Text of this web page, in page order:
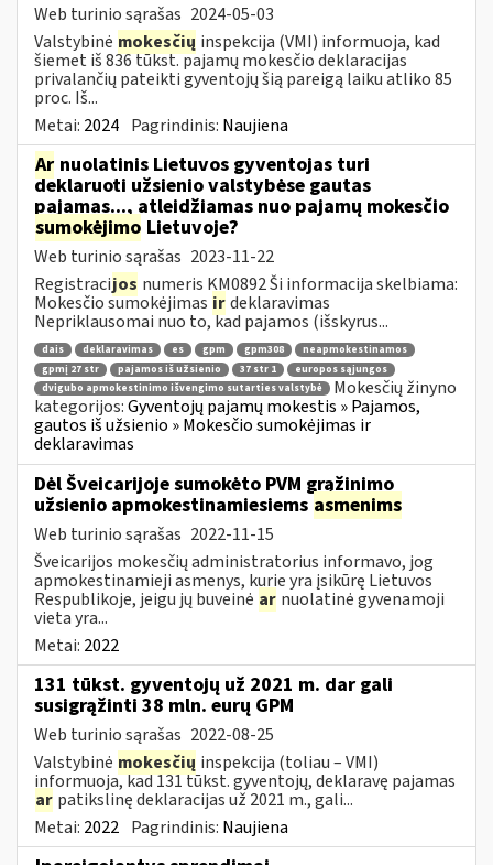
Web turinio sąrašas 2024-05-03
Valstybinė mokesčių inspekcija (VMI) informuoja, kad
šiemet iš 836 tūkst. pajamų mokesčio deklaracijas
privalančių pateikti gyventojų šią pareigą laiku atliko 85
proc. Iš...
Metai: 2024 Pagrindinis: Naujiena
Ar nuolatinis Lietuvos gyventojas turi
deklaruoti užsienio valstybėse gautas
pajamas..., atleidžiamas nuo pajamų mokesčio
sumokėjimo Lietuvoje?
Web turinio sąrašas 2023-11-22
Registracijos numeris KM0892 Ši informacija skelbiama:
Mokesčio sumokėjimas irdeklaravimas
Nepriklausomai nuo to, kad pajamos (išskyrus...
dais deklaravimas es gpm gpm308
neapmokestinamos
gpmį 27 str
pajamos iš užsienio 37 str 1
europos sąjungos
dvigubo apmokestinimo išvengimo sutarties valstybė
Mokesčių žinyno
kategorijos:Gyventojų pajamų mokestis » Pajamos,
gautos iš užsienio » Mokesčio sumokėjimas ir
deklaravimas
Dėl Šveicarijoje sumokėto PVM grąžinimo
užsienio apmokestinamiesiems asmenims
Web turinio sąrašas 2022-11-15
Šveicarijos mokesčių administratorius informavo, jog
apmokestinamieji asmenys, kurie yra įsikūrę Lietuvos
Respublikoje, jeigu jų buveinė ar nuolatinė gyvenamoji
vieta yra...
Metai: 2022
131 tūkst. gyventojų už 2021 m. dar gali
susigrąžinti 38 mln. eurų GPM
Web turinio sąrašas 2022-08-25
Valstybinė mokesčių inspekcija (toliau – VMI)
informuoja, kad 131 tūkst. gyventojų, deklaravę pajamas
ar patikslinę deklaracijas už 2021 m., gali...
Metai: 2022 Pagrindinis: Naujiena